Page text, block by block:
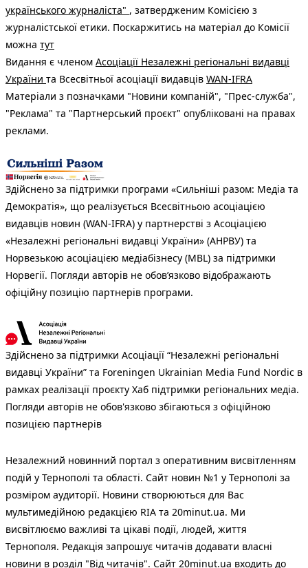
українського журналіста" , затвердженим Комісією з
журналістської етики. Поскаржитись на матеріал до Комісії
можна тут
Видання є членом Асоціації Незалежні регіональні видавці
України та Всесвітньої асоціації видавців WAN-IFRA
Матеріали з позначками "Новини компаній", "Прес-служба",
"Реклама" та "Партнерський проєкт" опубліковані на правах
реклами.
Здійснено за підтримки програми «Сильніші разом: Медіа та
Демократія», що реалізується Всесвітньою асоціацією
видавців новин (WAN-IFRA) у партнерстві з Асоціацією
«Незалежні регіональні видавці України» (АНРВУ) та
Норвезькою асоціацією медіабізнесу (MBL) за підтримки
Норвегії. Погляди авторів не обов’язково відображають
офіційну позицію партнерів програми.
Здійснено за підтримки Асоціації “Незалежні регіональні
видавці України” та Foreningen Ukrainian Media Fund Nordic в
рамках реалізації проєкту Хаб підтримки регіональних медіа.
Погляди авторів не обов'язково збігаються з офіційною
позицією партнерів
Незалежний новинний портал з оперативним висвітленням
подій у Тернополі та області. Сайт новин №1 у Тернополі за
розміром аудиторії. Новини створюються для Вас
мультимедійною редакцією RIA та 20minut.ua. Ми
висвітлюємо важливі та цікаві події, людей, життя
Тернополя. Редакція запрошує читачів додавати власні
новини в розділ "Від читачів". Сайт 20minut.ua входить до